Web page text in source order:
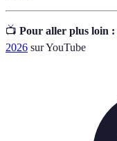
📺 Pour aller plus loin :
2026 sur YouTube